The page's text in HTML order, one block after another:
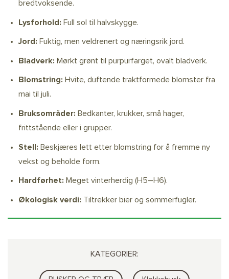
bredtvoksende.
Lysforhold: Full sol til halvskygge.
Jord: Fuktig, men veldrenert og næringsrik jord.
Bladverk: Mørkt grønt til purpurfarget, ovalt bladverk.
Blomstring: Hvite, duftende traktformede blomster fra
mai til juli.
Bruksområder: Bedkanter, krukker, små hager,
frittstående eller i grupper.
Stell: Beskjæres lett etter blomstring for å fremme ny
vekst og beholde form.
Hardførhet: Meget vinterherdig (H5–H6).
Økologisk verdi: Tiltrekker bier og sommerfugler.
KATEGORIER: